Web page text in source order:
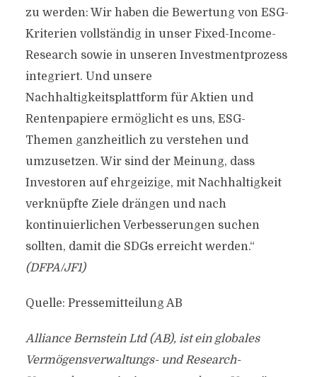
zu werden: Wir haben die Bewertung von ESG-
Kriterien vollständig in unser Fixed-Income-
Research sowie in unseren Investmentprozess
integriert. Und unsere
Nachhaltigkeitsplattform für Aktien und
Rentenpapiere ermöglicht es uns, ESG-
Themen ganzheitlich zu verstehen und
umzusetzen. Wir sind der Meinung, dass
Investoren auf ehrgeizige, mit Nachhaltigkeit
verknüpfte Ziele drängen und nach
kontinuierlichen Verbesserungen suchen
sollten, damit die SDGs erreicht werden.“
(DFPA/JF1)
Quelle: Pressemitteilung AB
Alliance Bernstein Ltd (AB), ist ein globales
Vermögensverwaltungs- und Research-